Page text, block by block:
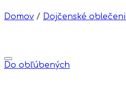
Domov / Dojčenské
Do obľúbených